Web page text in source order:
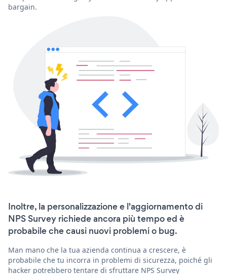
bargain.
Inoltre, la personalizzazione e l'aggiornamento di
NPS Survey richiede ancora più tempo ed è
probabile che causi nuovi problemi o bug.
Man mano che la tua azienda continua a crescere, è
probabile che tu incorra in problemi di sicurezza, poiché gli
hacker potrebbero tentare di sfruttare NPS Survey